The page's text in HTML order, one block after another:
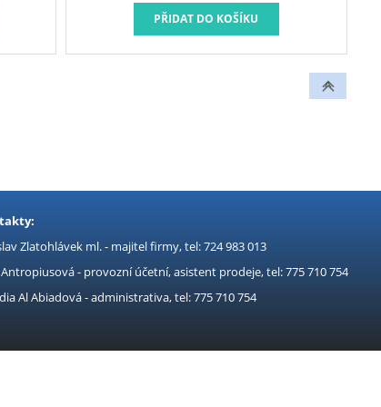
k
Zlatohlávek ml. - majitel firmy, tel: 724 983 013
Antropiusová - provozní účetní, asistent prodeje, tel: 775 710 754
Al Abiadová - administrativa, tel: 775 710 754